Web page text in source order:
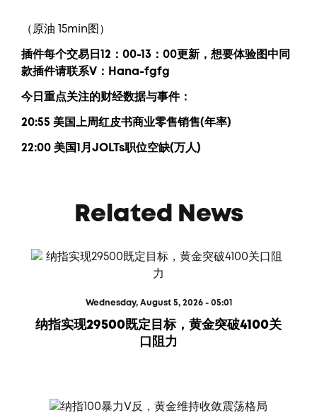
（原油 15min图）
插件每个交易日12：00-13：00更新， 想要体验图中 同
款插件请联系V： Hana-fgfg
今日重点关注的财经数据与事件：
20:55 美国上周红皮书商业零售销售(年率)
22:00 美国1月JOLTs职位空缺(万人)
Related News
Wednesday, August 5, 2026 - 05:01
纳指实现29500既定目标，黄金突破4100关
口阻力